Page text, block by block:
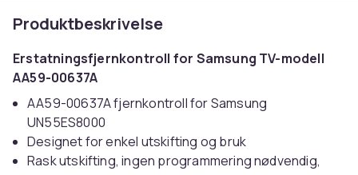
Produktbeskrivelse
Erstatningsfjernkontroll for Samsung TV-modell
AA59-00637A
AA59-00637A fjernkontroll for Samsung
UN55ES8000
Designet for enkel utskifting og bruk
Rask utskifting, ingen programmering nødvendig,